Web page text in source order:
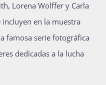
Lorena Wolffer y Carla
incluyen en la muestra
famosa serie fotográfica
dedicadas a la lucha